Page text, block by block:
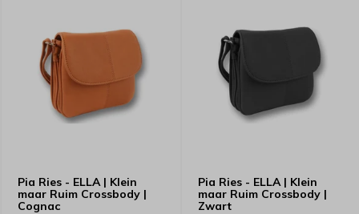
Pia Ries - ELLA | Klein
maar Ruim Crossbody |
Cognac
Pia Ries - ELLA | Klein
maar Ruim Crossbody |
Zwart